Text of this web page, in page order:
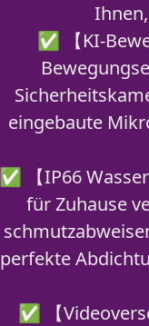
✅ 【KI-
eingebaute
✅ 【IP66
für Zuhause
perfekte
✅ 【